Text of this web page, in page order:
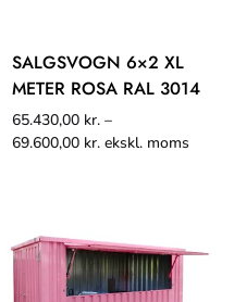
SALGSVOGN 6×2 XL
METER ROSA RAL 3014
65.430,00 kr. –
69.600,00 kr. ekskl. moms